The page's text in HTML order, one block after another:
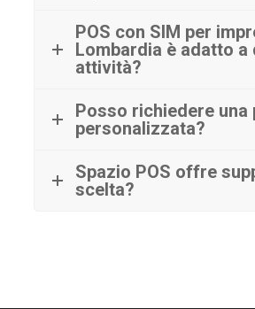
POS con SIM per
Lombardia è adatto a
attività?
Posso richiedere una
personalizzata?
Spazio POS offre
scelta?